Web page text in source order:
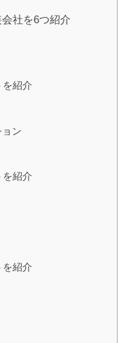
社を6つ紹介
を紹介
ン
を紹介
を紹介